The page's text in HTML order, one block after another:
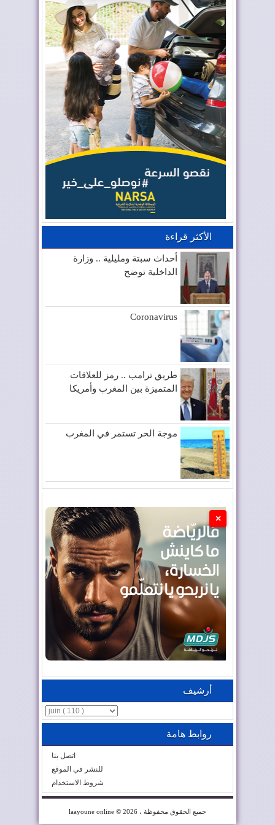
الأكثر قراءة
أحداث سبتة ومليلية .. وزارة
الداخلية توضح
Coronavirus
طريق ترامب .. رمز للعلاقات
المتميزة بين المغرب وأمريكا
موجة الحر تستمر في المغرب
×
أرشيف
روابط هامة
اتصل بنا
للنشر في الموقع
شروط الاستخدام
laayoune online © 2026 ، جميع الحقوق محفوظة